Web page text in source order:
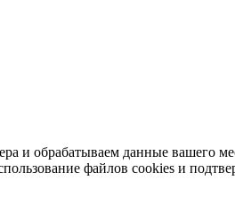
и обрабатываем данные вашего
файлов cookies и